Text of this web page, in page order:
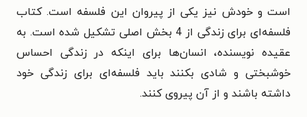
است و خودش نیز یکی از پیروان این فلسفه است. کتاب
فلسفه‌ای برای زندگی از 4 بخش اصلی تشکیل شده است. به
عقیده نویسنده، انسان‌ها برای اینکه در زندگی احساس
خوشبختی و شادی بکنند باید فلسفه‌ای برای زندگی خود
داشته باشند و از آن پیروی کنند.